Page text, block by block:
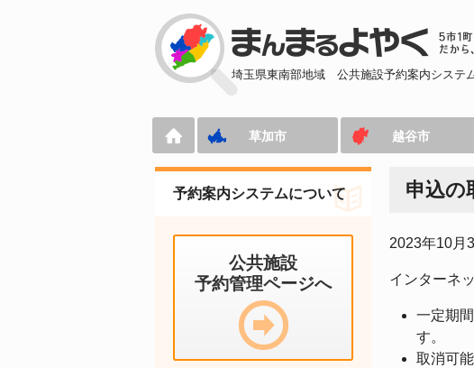
埼玉県東南部地域 公共施設予約案内システ
草加市 越谷市
予約案内システムについて
公共施設
予約管理ページへ
申込の
2023年10月
インターネ
一定期
す。
取消可